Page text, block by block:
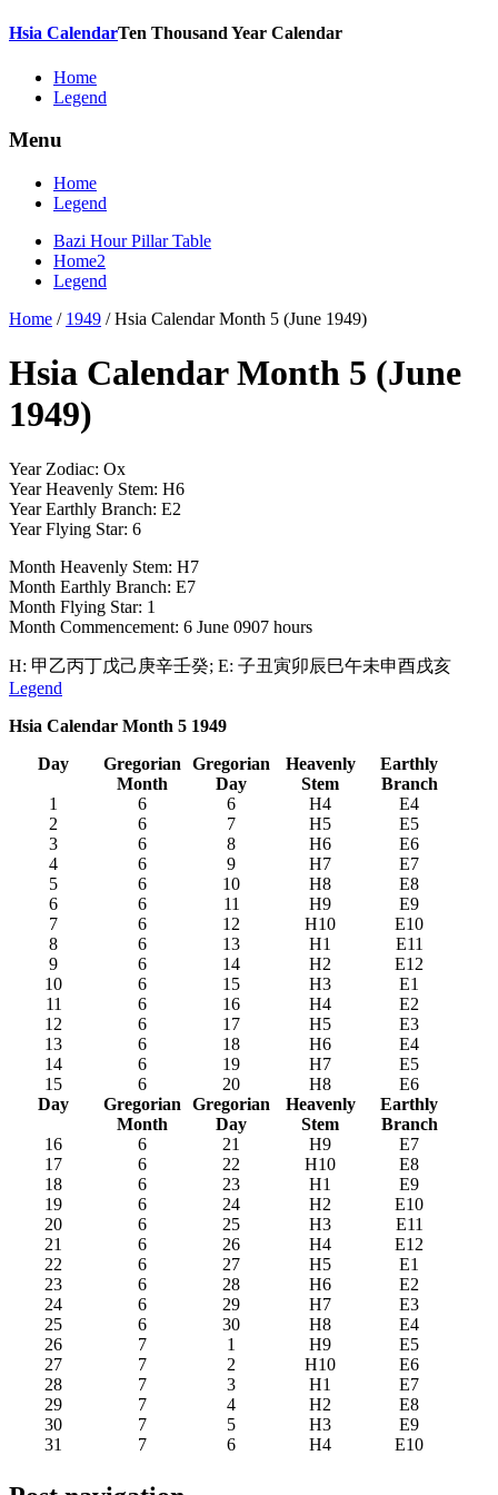
Hsia CalendarTen Thousand Year Calendar
Home
Legend
Menu
Home
Legend
Bazi Hour Pillar Table
Home2
Legend
Home / 1949 /Hsia Calendar Month 5 (June 1949)
Hsia Calendar Month 5 (June
1949)
Year Zodiac: Ox
Year Heavenly Stem: H6
Year Earthly Branch: E2
Year Flying Star: 6
Month Heavenly Stem: H7
Month Earthly Branch: E7
Month Flying Star: 1
Month Commencement: 6 June 0907 hours
H: 甲乙丙丁戊己庚辛壬癸; E: 子丑寅卯辰巳午未申酉戌亥
Legend
Hsia Calendar Month 5 1949
Day
Gregorian
Month
Gregorian
Day
Heavenly
Stem
Earthly
Branch
1
6 6 H4
E4
2
6 7 H5
E5
3
6 8 H6
E6
4
6 9 H7
E7
5
6 10 H8
E8
6
6 11 H9
E9
7
6 12 H10
E10
8
6 13 H1
E11
9
6 14 H2
E12
10
6 15 H3
E1
11
6 16 H4
E2
12
6 17 H5
E3
13
6 18 H6
E4
14
6 19 H7
E5
15
6 20 H8
E6
Day
Gregorian
Month
Gregorian
Day
Heavenly
Stem
Earthly
Branch
16
6 21 H9
E7
17
6 22 H10
E8
18
6 23 H1
E9
19
6 24 H2
E10
20
6 25 H3
E11
21
6 26 H4
E12
22
6 27 H5
E1
23
6 28 H6
E2
24
6 29 H7
E3
25
6 30 H8
E4
26
7 1 H9
E5
27
7 2 H10
E6
28
7 3 H1
E7
29
7 4 H2
E8
30
7 5 H3
E9
31
7 6 H4 E10